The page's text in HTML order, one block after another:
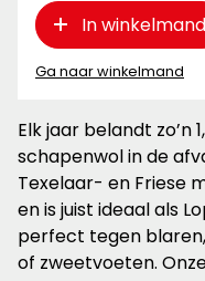
In winkelmand
Ga naar winkelmand
Elk jaar belandt zo’n
schapenwol in de
Texelaar- en Friese
en is juist ideaal als
perfect tegen
of zweetvoeten.